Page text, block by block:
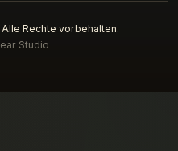
Rechte vorbehalten.
Studio